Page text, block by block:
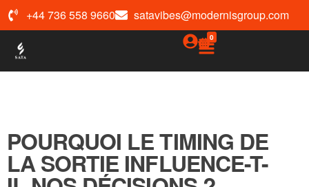
+44 736 558 9660 satavibes@modernisgroup.com
0
POURQUOI LE TIMING DE
LA SORTIE INFLUENCE-T-